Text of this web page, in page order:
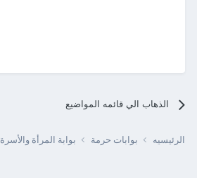
الذهاب الي قائمه المواضيع
الرئيسيه بوابات حرمة بوابة المرأة والأسرة